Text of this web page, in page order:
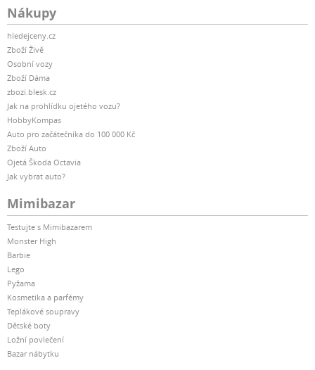
Nákupy
hledejceny.cz
Zboží Živě
Osobní vozy
Zboží Dáma
zbozi.blesk.cz
Jak na prohlídku ojetého vozu?
HobbyKompas
Auto pro začátečníka do 100 000 Kč
Zboží Auto
Ojetá Škoda Octavia
Jak vybrat auto?
Mimibazar
Testujte s Mimibazarem
Monster High
Barbie
Lego
Pyžama
Kosmetika a parfémy
Teplákové soupravy
Dětské boty
Ložní povlečení
Bazar nábytku